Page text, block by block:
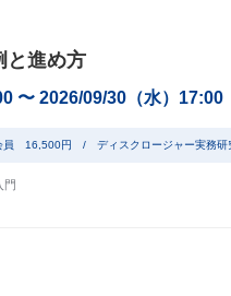
と進め方
〜 2026/09/30（水）17:00
員 16,500円 / ディスクロージャー実務
門